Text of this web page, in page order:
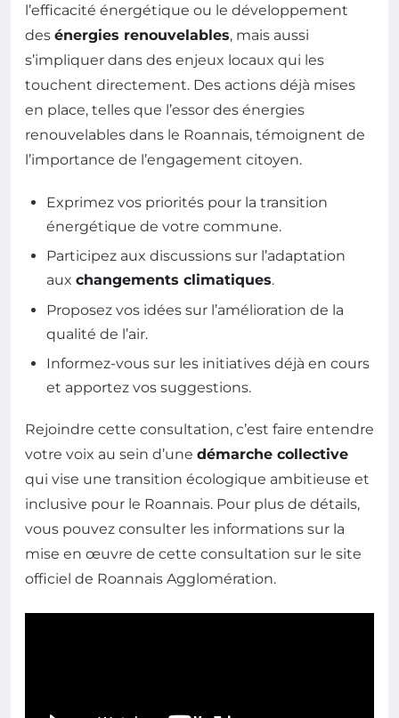
l’efficacité énergétique ou le développement
des énergies renouvelables, mais aussi
s’impliquer dans des enjeux locaux qui les
touchent directement. Des actions déjà mises
en place, telles que l’essor des énergies
renouvelables dans le Roannais, témoignent de
l’importance de l’engagement citoyen.
Exprimez vos priorités pour la transition
énergétique de votre commune.
Participez aux discussions sur l’adaptation
aux changements climatiques.
Proposez vos idées sur l’amélioration de la
qualité de l’air.
Informez-vous sur les initiatives déjà en cours
et apportez vos suggestions.
Rejoindre cette consultation, c’est faire entendre
votre voix au sein d’une démarche collective
qui vise une transition écologique ambitieuse et
inclusive pour le Roannais. Pour plus de détails,
vous pouvez consulter les informations sur la
mise en œuvre de cette consultation sur le site
officiel de Roannais Agglomération.